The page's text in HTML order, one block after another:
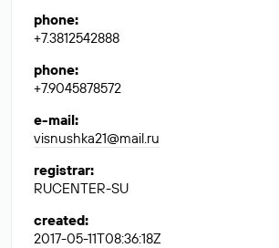
phone:
+7.3812542888
phone:
+7.9045878572
e-mail:
visnushka21@mail.ru
registrar:
RUCENTER-SU
created:
2017-05-11T08:36:18Z